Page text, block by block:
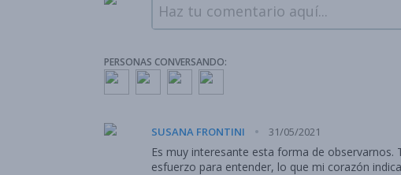
Haz tu comentario aquí...
PERSONAS CONVERSANDO:
SUSANA FRONTINI · 31/05/2021
Es muy interesante esta forma de
esfuerzo para entender, lo que mi corazón